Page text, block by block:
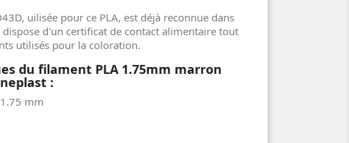
uilisée pour ce PLA, est déjà reconnue dans
d'un certificat de contact alimentaire tout
utilisés pour la coloration.
du filament PLA 1.75mm marron
:
mm